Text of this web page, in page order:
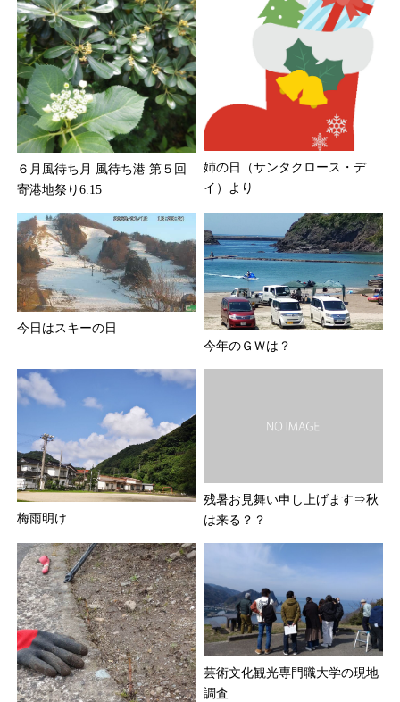
６月風待ち月 風待ち港 第５回
寄港地祭り6.15
姉の日（サンタクロース・デ
イ）より
今日はスキーの日
今年のＧＷは？
梅雨明け
残暑お見舞い申し上げます⇒秋
は来る？？
芸術文化観光専門職大学の現地
調査